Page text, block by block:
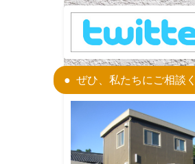
ぜひ、私たちにご相談